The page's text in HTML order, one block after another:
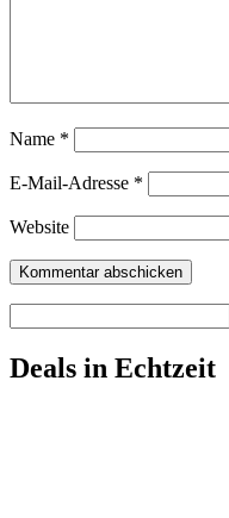
Name *
E-Mail-Adresse *
Website
Deals in Echtzeit